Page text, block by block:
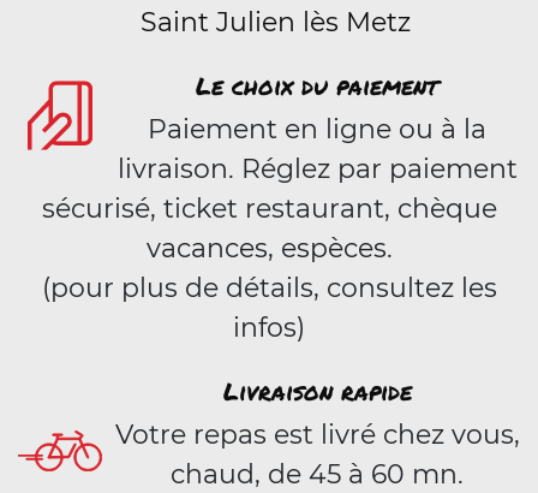
Saint Julien lès Metz
Le choix du paiement
Paiement en ligne ou à la
livraison. Réglez par paiement
sécurisé, ticket restaurant, chèque
vacances, espèces.
(pour plus de détails, consultez les
infos)
Livraison rapide
Votre repas est livré chez vous,
chaud, de 45 à 60 mn.